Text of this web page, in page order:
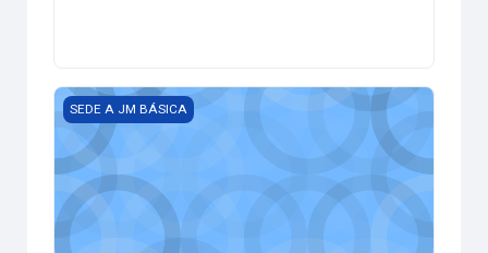
GRADO SÉPTIMO - QUÍMICA
SEDE A JM BÁSICA